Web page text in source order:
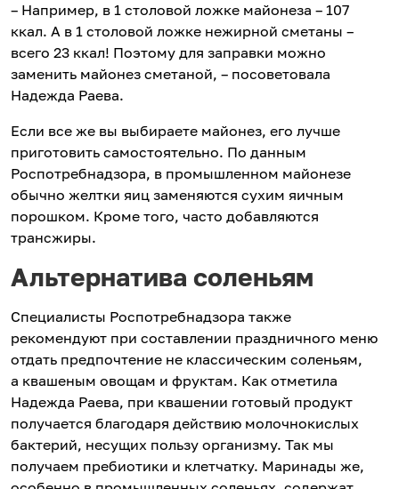
– Например, в 1 столовой ложке майонеза – 107
ккал. А в 1 столовой ложке нежирной сметаны –
всего 23 ккал! Поэтому для заправки можно
заменить майонез сметаной, – посоветовала
Надежда Раева.
Если все же вы выбираете майонез, его лучше
приготовить самостоятельно. По данным
Роспотребнадзора, в промышленном майонезе
обычно желтки яиц заменяются сухим яичным
порошком. Кроме того, часто добавляются
трансжиры.
Альтернатива соленьям
Специалисты Роспотребнадзора также
рекомендуют при составлении праздничного меню
отдать предпочтение не классическим соленьям,
а квашеным овощам и фруктам. Как отметила
Надежда Раева, при квашении готовый продукт
получается благодаря действию молочнокислых
бактерий, несущих пользу организму. Так мы
получаем пребиотики и клетчатку. Маринады же,